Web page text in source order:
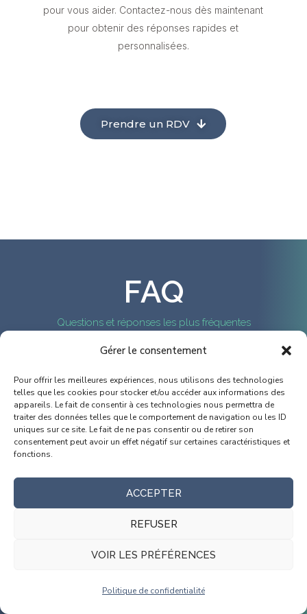
Gérer le consentement
Pour offrir les meilleures expériences, nous utilisons des technologies
telles que les cookies pour stocker et/ou accéder aux informations des
appareils. Le fait de consentir à ces technologies nous permettra de
traiter des données telles que le comportement de navigation ou les ID
uniques sur ce site. Le fait de ne pas consentir ou de retirer son
consentement peut avoir un effet négatif sur certaines caractéristiques et
fonctions.
ACCEPTER
REFUSER
VOIR LES PRÉFÉRENCES
Politique de confidentialité
pour vous aider. Contactez-nous dès maintenant
pour obtenir des réponses rapides et
personnalisées.
Prendre un RDV
FAQ
Questions et réponses les plus fréquentes
QUEL FORMAT ME CONVIENT LE
MIEUX ?
TERMINER LA FORMATION EN E-
LEARNING ?